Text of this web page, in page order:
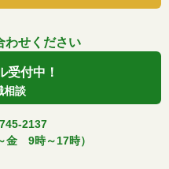
わせください
受付中！
相談
2137
金 9時～17時）